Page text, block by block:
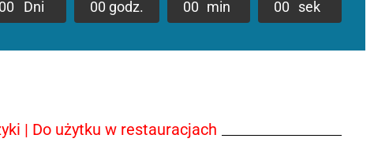
00 Dni 00 godz. 00 min 00 sek
| Do użytku w restauracjach